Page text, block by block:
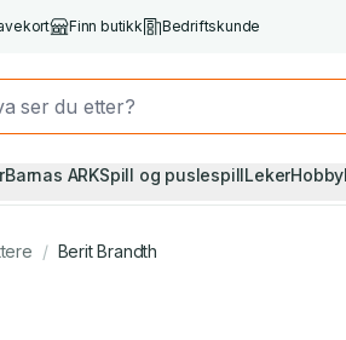
Finn butikk Bedriftskunde
Barnas ARKSpill og puslespillLekerHobby
/ Berit Brandth